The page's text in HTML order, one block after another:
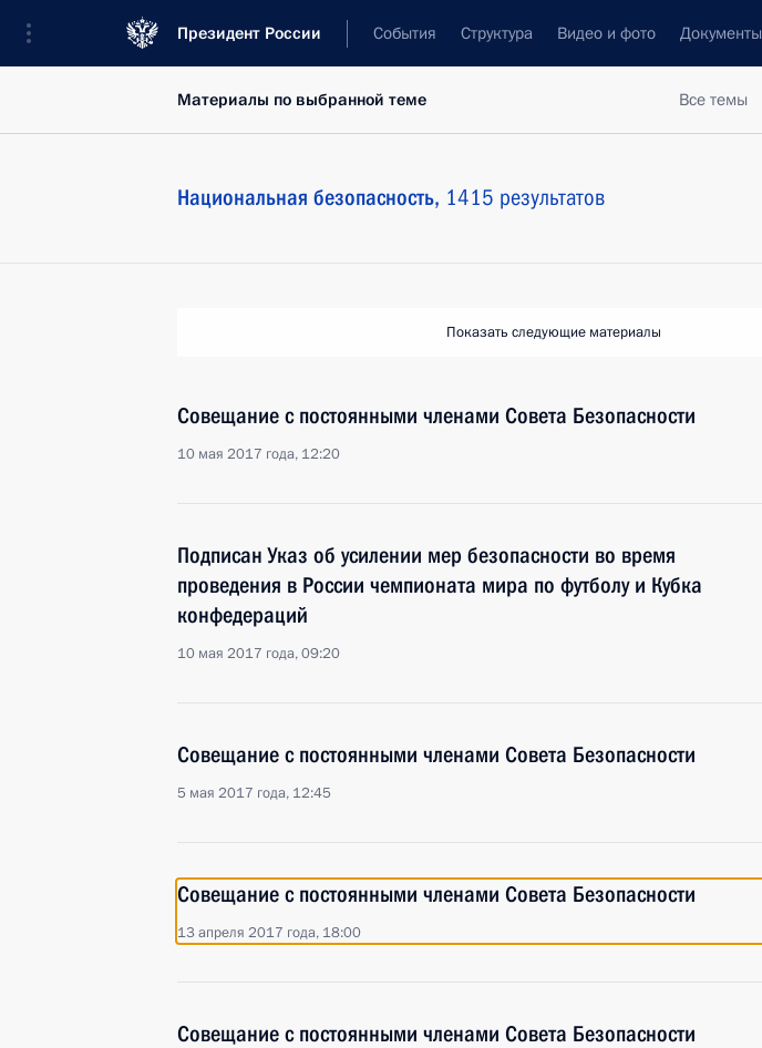
Президент России События Структура Видео и фото Документы
Все темы
Материалы по выбранной теме
Национальная безопасность, 1415 результатов
Показать следующие материалы
Совещание с постоянными членами Совета Безопасности
10 мая 2017 года, 12:20
Подписан Указ об усилении мер безопасности во время
проведения в России чемпионата мира по футболу и Кубка
конфедераций
10 мая 2017 года, 09:20
Совещание с постоянными членами Совета Безопасности
5 мая 2017 года, 12:45
Совещание с постоянными членами Совета Безопасности
13 апреля 2017 года, 18:00
Совещание с постоянными членами Совета Безопасности